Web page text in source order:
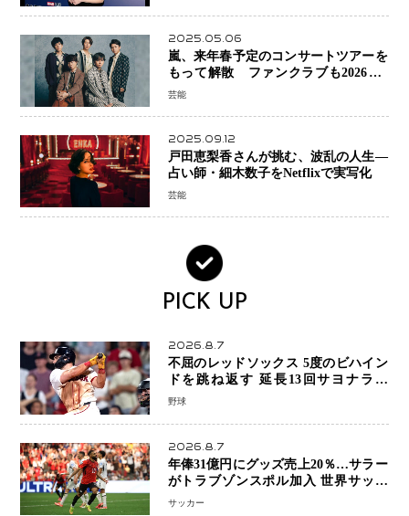
2025.05.06
嵐、来年春予定のコンサートツアーを
もって解散 ファンクラブも2026年5
月末で活動終了
芸能
2025.09.12
戸田恵梨香さんが挑む、波乱の人生―
占い師・細木数子をNetflixで実写化
芸能
PICK UP
2026.8.7
不屈のレッドソックス 5度のビハイン
ドを跳ね返す 延長13回サヨナラ勝
ち 吉田正尚選手も2安打1打点で貢献 4
野球
2026.8.7
年俸31億円にグッズ売上20％…サラー
がトラブゾンスポル加入 世界サッカ
ーは「五大リーグ一強」から新時代へ
サッカー